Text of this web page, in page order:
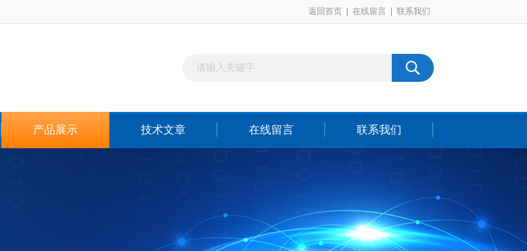
返回首页 在线留言 联系我们
产品展示 技术文章 在线留言 联系我们